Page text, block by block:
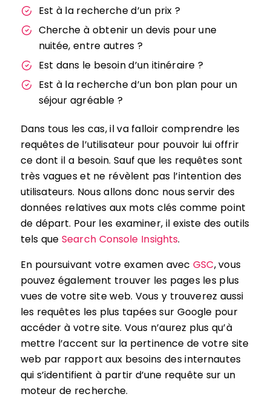
Est à la recherche d’un prix ?
Cherche à obtenir un devis pour une
nuitée, entre autres ?
Est dans le besoin d’un itinéraire ?
Est à la recherche d’un bon plan pour un
séjour agréable ?
Dans tous les cas, il va falloir comprendre les
requêtes de l’utilisateur pour pouvoir lui offrir
ce dont il a besoin. Sauf que les requêtes sont
très vagues et ne révèlent pas l’intention des
utilisateurs. Nous allons donc nous servir des
données relatives aux mots clés comme point
de départ. Pour les examiner, il existe des outils
tels que Search Console Insights.
En poursuivant votre examen avecGSC, vous
pouvez également trouver les pages les plus
vues de votre site web. Vous y trouverez aussi
les requêtes les plus tapées sur Google pour
accéder à votre site. Vous n’aurez plus qu’à
mettre l’accent sur la pertinence de votre site
web par rapport aux besoins des internautes
qui s’identifient à partir d’une requête sur un
moteur de recherche.